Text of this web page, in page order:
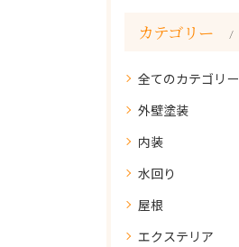
カテゴリー
全てのカテゴリー
外壁塗装
内装
水回り
屋根
エクステリア